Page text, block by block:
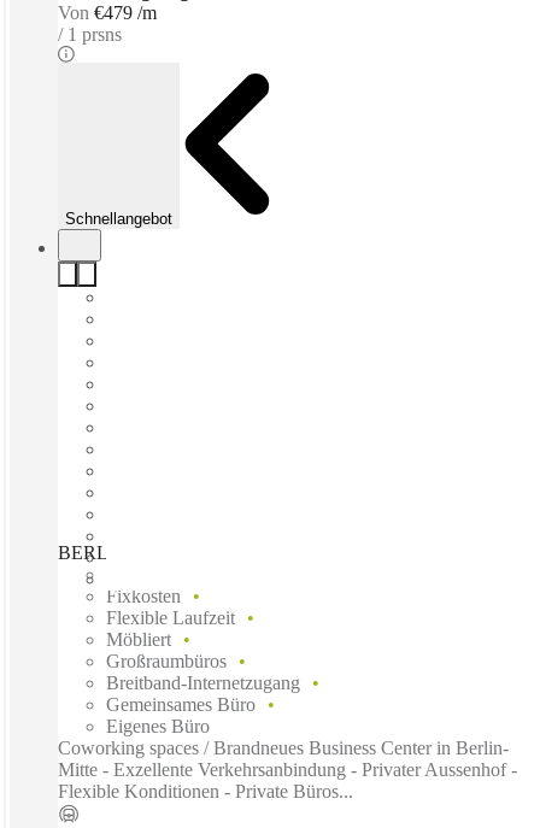
Von €479 /m
1 prsns
Schnellangebot
BERLIN, Spaces Gendarmenmarkt, Berlin, 10117
Fixkosten
Flexible Laufzeit
Möbliert
Großraumbüros
Breitband-Internetzugang
Gemeinsames Büro
Eigenes Büro
Coworking spaces / Brandneues Business Center in Berlin-
Mitte - Exzellente Verkehrsanbindung - Privater Aussenhof -
Flexible Konditionen - Private Büros...